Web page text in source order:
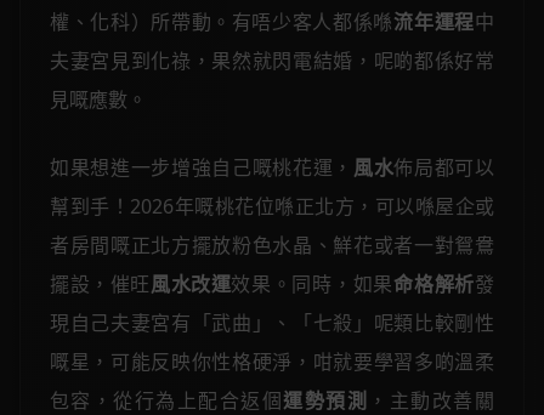
權、化科）所帶動。有唔少客人都係喺流年運程中
夫妻宮見到化祿，果然就閃電結婚，呢啲都係好常
見嘅應數。
如果想進一步增強自己嘅桃花運， 風水佈局都可以
幫到手！2026年嘅桃花位喺正北方，可以喺屋企或
者房間嘅正北方擺放粉色水晶、鮮花或者一對鴛鴦
擺設，催旺風水改運效果。同時，如果命格解析發
現自己夫妻宮有「武曲」、「七殺」呢類比較剛性
嘅星，可能反映你性格硬淨，咁就要學習多啲溫柔
包容，從行為上配合返個運勢預測 ，主動改善關